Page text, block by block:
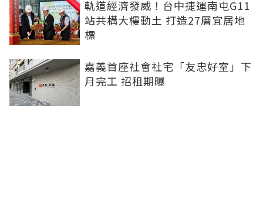
軌道經濟發威！台中捷運南屯G11
站共構大樓動土 打造27層宜居地
標
嘉義首座社會社宅「友忠好室」下
月完工 招租期曝